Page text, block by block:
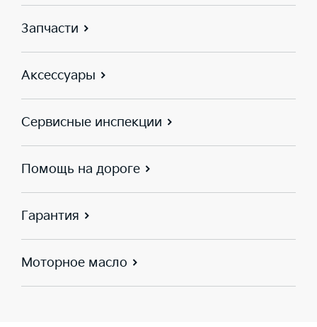
Запчасти
Аксессуары
Сервисные инспекции
Помощь на дороге
Гарантия
Моторное масло